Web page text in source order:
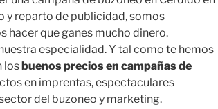
y reparto de publicidad, somos
hacer que ganes mucho dinero.
especialidad. Y tal como te hemos
losbuenos precios en campañas de
en imprentas, espectaculares
del buzoneo y marketing.